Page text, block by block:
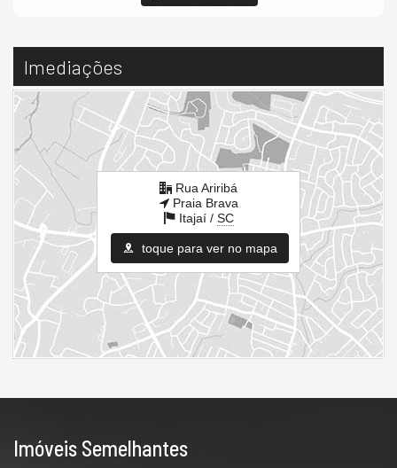
Imediações
Rua Ariribá
Praia Brava
Itajaí / SC
toque para ver no mapa
Imóveis Semelhantes